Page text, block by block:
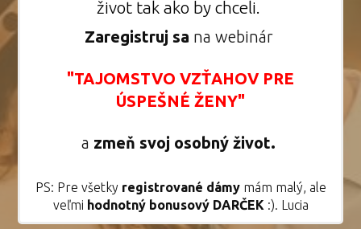
život tak ako by chceli.
Zaregistruj sa na webinár
"TAJOMSTVO VZŤAHOV PRE
ÚSPEŠNÉ ŽENY"
a zmeň svoj osobný život.
PS: Pre všetky registrované dámymám malý, ale
veľmi hodnotný bonusový DARČEK :). Lucia